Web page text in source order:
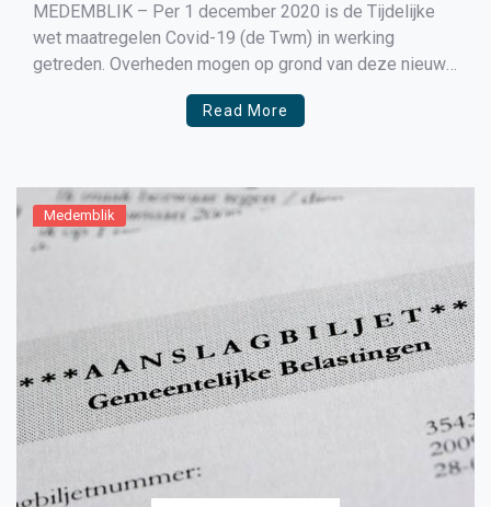
MEDEMBLIK – Per 1 december 2020 is de Tijdelijke
wet maatregelen Covid-19 (de Twm) in werking
getreden. Overheden mogen op grond van deze nieuwe
wet maatregelen nemen om verdere verspreiding van
het Covid-19 virus te voorkomen. Aan deze Wpg is het
Read More
Medemblik